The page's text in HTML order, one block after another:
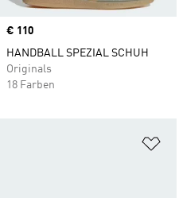
Price
€ 110
HANDBALL SPEZIAL SCHUH
Originals
18 Farben